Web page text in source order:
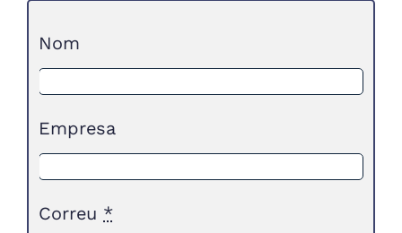
Nom
Empresa
Correu *